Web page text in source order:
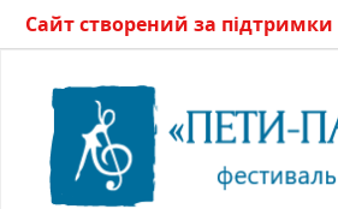
Сайт створений за підтримки